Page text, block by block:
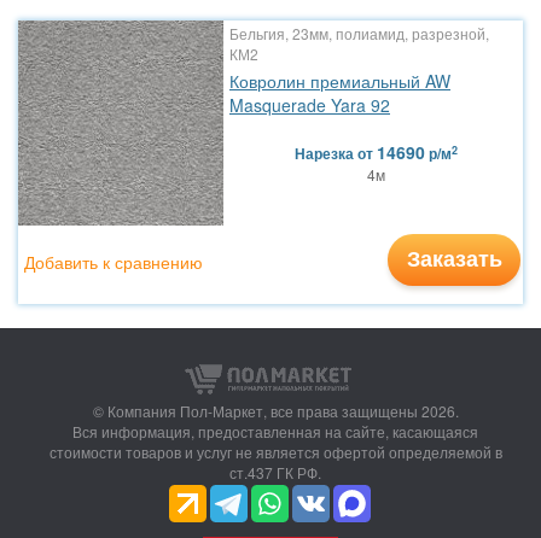
Бельгия, 23мм, полиамид, разрезной,
КМ2
Ковролин премиальный AW
Masquerade Yara 92
Нарезкаот 14690р/м2
4м
Заказать
Добавить к сравнению
© Компания Пол-Маркет, все права защищены 2026.
Вся информация, предоставленная на сайте, касающаяся
стоимости товаров и услуг не является офертой определяемой в
ст.437 ГК РФ.